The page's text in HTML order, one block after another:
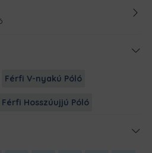
Férfi V-nyakú Póló
Férfi Hosszúujjú Póló